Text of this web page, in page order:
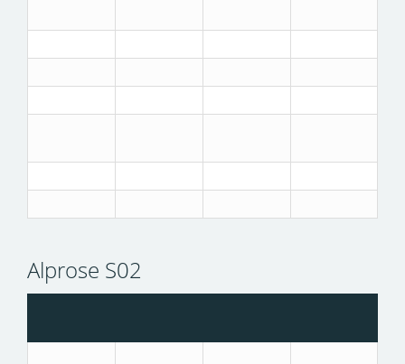
Alprose S02